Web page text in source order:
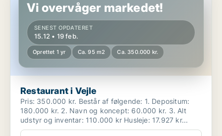
Vi overvåger markedet!
SENEST OPDATERET
15.12 • 19 feb.
Oprettet 1 yr Ca. 95 m2 Ca. 350.000 kr.
Restaurant i Vejle
Pris: 350.000 kr. Består af følgende: 1. Depositum:
180.000 kr. 2. Navn og koncept: 60.000 kr. 3. Alt
udstyr og inventar: 110.000 kr Husleje: 17.927 kr...